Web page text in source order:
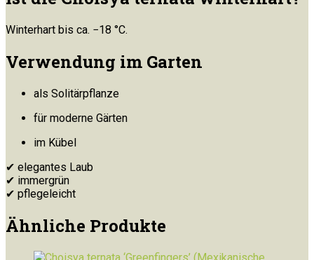
Winterhart bis ca. −18 °C.
Verwendung im Garten
als Solitärpflanze
für moderne Gärten
im Kübel
✔ elegantes Laub
✔ immergrün
✔ pflegeleicht
Ähnliche Produkte